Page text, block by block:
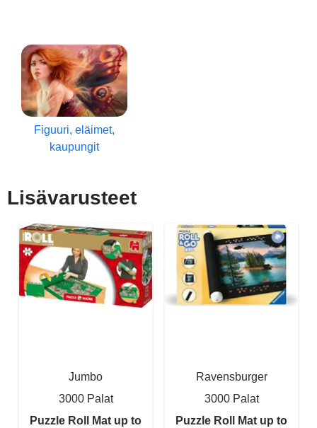
Figuuri, eläimet,
kaupungit
Lisävarusteet
Jumbo
3000 Palat
Puzzle Roll Mat up to
Ravensburger
3000 Palat
Puzzle Roll Mat up to